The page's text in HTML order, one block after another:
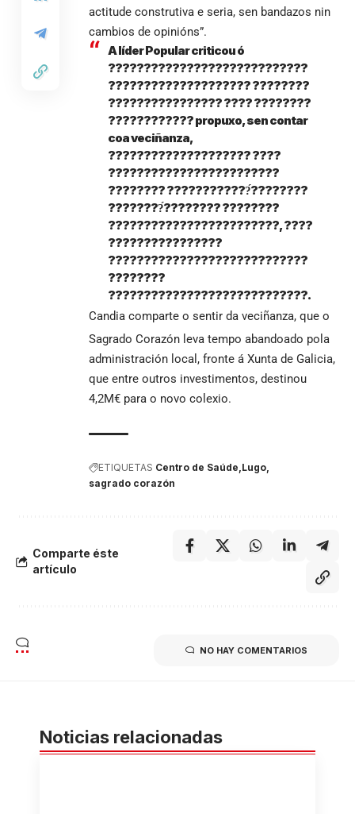
actitude construtiva e seria, sen bandazos nin
cambios de opinións”.
A líder Popular criticou ó
????????????????????????????
???????????????????? ????????
???????????????? ???? ????????
???????????? propuxo, sen contar
coa veciñanza,
???????????????????? ????
????????????????????????
???????? ????????????́????????
????????́???????? ????????
????????????????????????, ????
????????????????
????????????????????????????
????????
????????????????????????????.
Candia comparte o sentir da veciñanza, que o
Sagrado Corazón leva tempo abandoado pola
administración local, fronte á Xunta de Galicia,
que entre outros investimentos, destinou
4,2M€ para o novo colexio.
ETIQUETAS Centro de Saúde Lugo
sagrado corazón
Comparte éste
artículo
NO HAY COMENTARIOS
Noticias relacionadas